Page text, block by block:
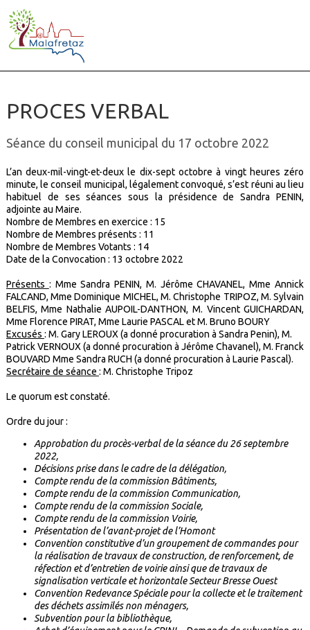
PROCES VERBAL
Séance du conseil municipal du 17 octobre 2022
L’an deux-mil-vingt-et-deux le dix-sept octobre à vingt heures zéro
minute, le conseil municipal, légalement convoqué, s’est réuni au lieu
habituel de ses séances sous la présidence de Sandra PENIN,
adjointe au Maire.
Nombre de Membres en exercice : 15
Nombre de Membres présents : 11
Nombre de Membres Votants : 14
Date de la Convocation : 13 octobre 2022
Présents : Mme Sandra PENIN, M. Jérôme CHAVANEL, Mme Annick
FALCAND, Mme Dominique MICHEL, M. Christophe TRIPOZ, M. Sylvain
BELFIS, Mme Nathalie AUPOIL-DANTHON, M. Vincent GUICHARDAN,
Mme Florence PIRAT, Mme Laurie PASCAL et M. Bruno BOURY
Excusés : M. Gary LEROUX (a donné procuration à Sandra Penin), M.
Patrick VERNOUX (a donné procuration à Jérôme Chavanel), M. Franck
BOUVARD Mme Sandra RUCH (a donné procuration à Laurie Pascal).
Secrétaire de séance : M. Christophe Tripoz
Le quorum est constaté.
Ordre du jour :
Approbation du procès-verbal de la séance du 26 septembre
2022,
Décisions prise dans le cadre de la délégation,
Compte rendu de la commission Bâtiments,
Compte rendu de la commission Communication,
Compte rendu de la commission Sociale,
Compte rendu de la commission Voirie,
Présentation de l’avant-projet de l’Homont
Convention constitutive d’un groupement de commandes pour
la réalisation de travaux de construction, de renforcement, de
réfection et d’entretien de voirie ainsi que de travaux de
signalisation verticale et horizontale Secteur Bresse Ouest
Convention Redevance Spéciale pour la collecte et le traitement
des déchets assimilés non ménagers,
Subvention pour la bibliothèque,